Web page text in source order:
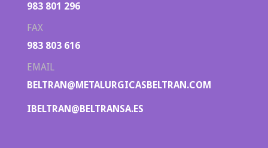
983 801 296
FAX
983 803 616
EMAIL
BELTRAN@METALURGICASBELTRAN.COM
IBELTRAN@BELTRANSA.ES